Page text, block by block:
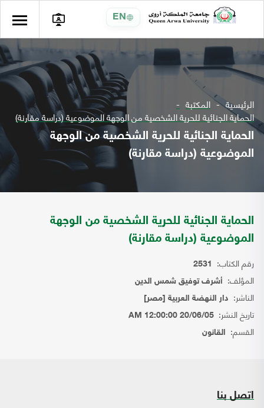
EN
الرئيسية المكتبة
الحماية الجنائية للحرية الشخصية من الوجهة الموضوعية (دراسة مقارنة)
الحماية الجنائية للحرية الشخصية من الوجهة
الموضوعية (دراسة مقارنة)
الحماية الجنائية للحرية الشخصية من الوجهة
الموضوعية (دراسة مقارنة)
رقم الكتاب: 2531
المؤلف: أشرف توفيق شمس الدين
الناشر: دار النهضة العربية [مصر]
تاريخ النشر: 20/06/05 12:00:00 AM
القسم: القانون
اتصل بنا